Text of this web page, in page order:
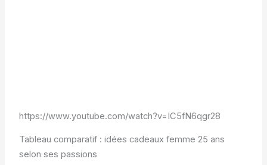
https://www.youtube.com/watch?v=IC5fN6qgr28
Tableau comparatif : idées cadeaux femme 25 ans
selon ses passions